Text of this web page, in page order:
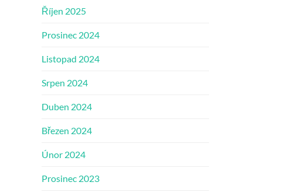
Říjen 2025
Prosinec 2024
Listopad 2024
Srpen 2024
Duben 2024
Březen 2024
Únor 2024
Prosinec 2023